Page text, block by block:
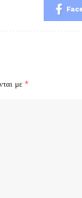
με *